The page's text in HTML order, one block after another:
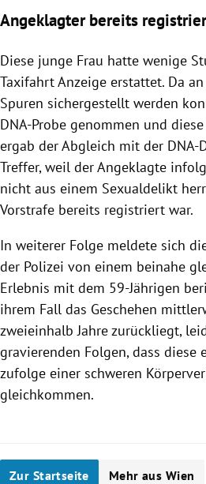
Angeklagter bereits
Diese junge Frau hatte wenige
Taxifahrt Anzeige erstattet. Da
Spuren sichergestellt werden
DNA-Probe genommen und
ergab der Abgleich mit der DNA-
Treffer, weil der Angeklagte
nicht aus einem Sexualdelikt
Vorstrafe bereits registriert war.
In weiterer Folge meldete sich
der Polizei von einem beinahe
Erlebnis mit dem 59-Jährigen
ihrem Fall das Geschehen
zweieinhalb Jahre zurückliegt,
gravierenden Folgen, dass diese
zufolge einer schweren
gleichkommen.
Zur Startseite Mehr aus Wien